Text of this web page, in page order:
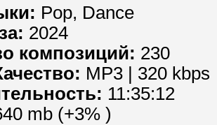
Pop, Dance
2024
композиций: 230
MP3 | 320 kbps
11:35:12
mb (+3% )